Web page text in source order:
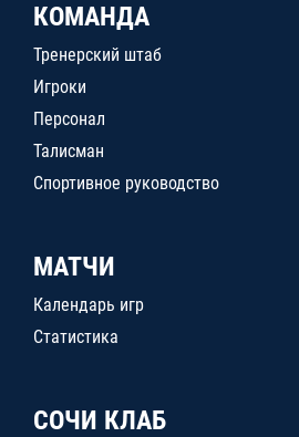
КОМАНДА
Тренерский штаб
Игроки
Персонал
Талисман
Спортивное руководство
МАТЧИ
Календарь игр
Статистика
СОЧИ КЛАБ